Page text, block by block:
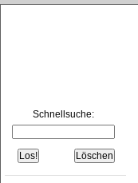
Schnellsuche: